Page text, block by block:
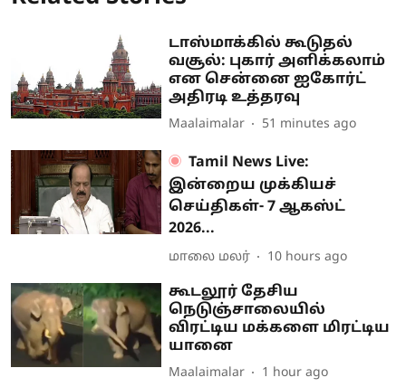
டாஸ்மாக்கில் கூடுதல்
வசூல்: புகார் அளிக்கலாம்
என சென்னை ஐகோர்ட்
அதிரடி உத்தரவு
Maalaimalar 51 minutes ago
Tamil News Live:
இன்றைய முக்கியச்
செய்திகள்- 7 ஆகஸ்ட்
2026...
மாலை மலர் 10 hours ago
கூடலூர் தேசிய
நெடுஞ்சாலையில்
விரட்டிய மக்களை மிரட்டிய
யானை
Maalaimalar 1 hour ago